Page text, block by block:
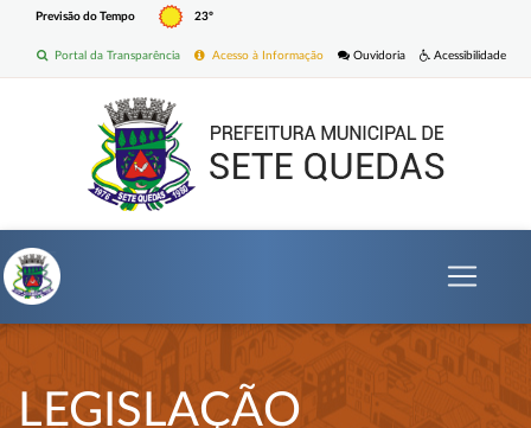
Previsão do Tempo 23º
Acessibilidade
Ouvidoria
Acesso à Informação
Portal da Transparência
LEGISLAÇÃO